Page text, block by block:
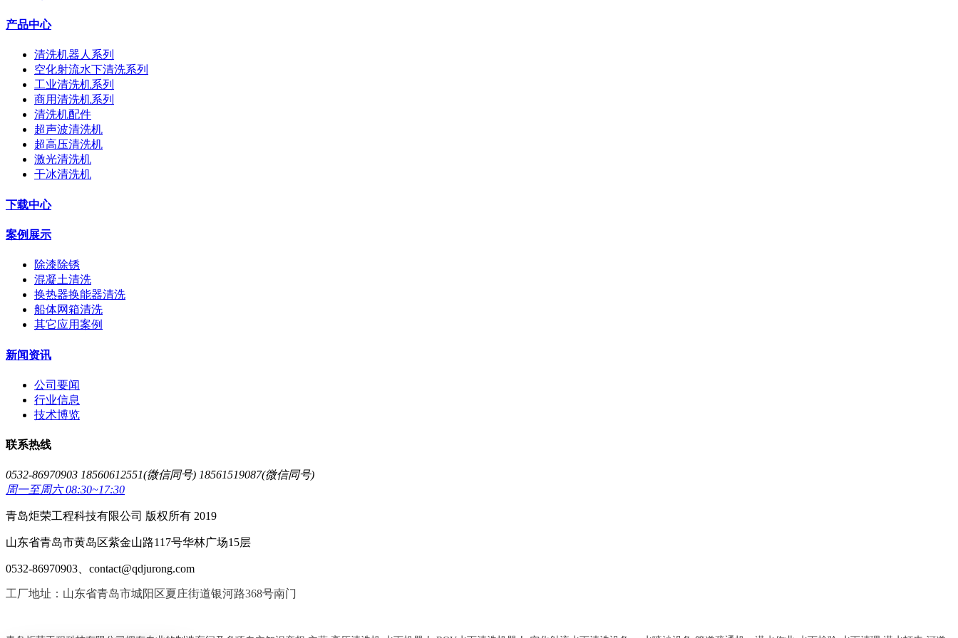
产品中心
清洗机器人系列
空化射流水下清洗系列
工业清洗机系列
商用清洗机系列
清洗机配件
超声波清洗机
超高压清洗机
激光清洗机
干冰清洗机
下载中心
案例展示
除漆除锈
混凝土清洗
换热器换能器清洗
船体网箱清洗
其它应用案例
新闻资讯
公司要闻
行业信息
技术博览
联系热线
0532-86970903 18560612551(微信同号) 18561519087(微信同号)
周一至周六 08:30~17:30
青岛炬荣工程科技有限公司 版权所有 2019
山东省青岛市黄岛区紫金山路117号华林广场15层
0532-86970903、contact@qdjurong.com
工厂地址：山东省青岛市城阳区夏庄街道银河路368号南门